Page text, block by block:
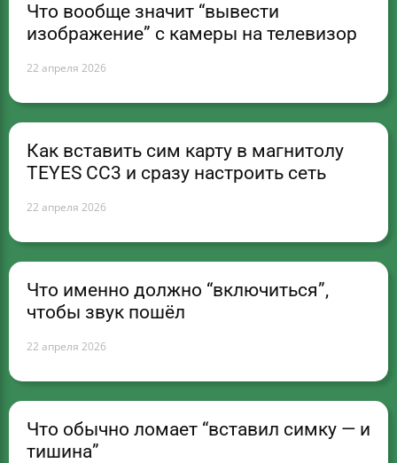
Что вообще значит “вывести
изображение” с камеры на телевизор
22 апреля 2026
Как вставить сим карту в магнитолу
TEYES CC3 и сразу настроить сеть
22 апреля 2026
Что именно должно “включиться”,
чтобы звук пошёл
22 апреля 2026
Что обычно ломает “вставил симку — и
тишина”